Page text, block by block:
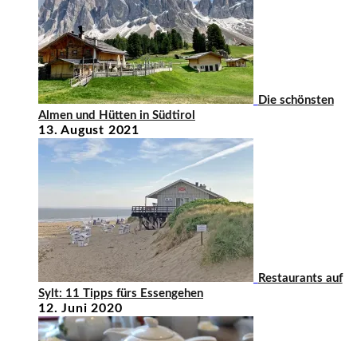
Die schönsten
Almen und Hütten in Südtirol
13. August 2021
Restaurants auf
Sylt: 11 Tipps fürs Essengehen
12. Juni 2020